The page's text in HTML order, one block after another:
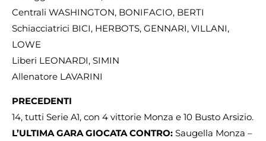
Centrali WASHINGTON, BONIFACIO, BERTI
Schiacciatrici BICI, HERBOTS, GENNARI, VILLANI,
LOWE
Liberi LEONARDI, SIMIN
Allenatore LAVARINI
PRECEDENTI
14, tutti Serie A1, con 4 vittorie Monza e 10 Busto Arsizio.
L’ULTIMA GARA GIOCATA CONTRO: Saugella Monza –